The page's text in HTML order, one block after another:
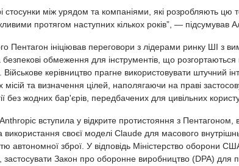
між урядом та компаніями, які розробляють цю
протягом наступних кількох років”, — підсумував
Пентагон ініціював переговори з лідерами ринку ШІ з
безпекові обмеження для інструментів, що розгортаються
керівництво прагне використовувати штучний
та визначення цілей, наполягаючи на праві
без жодних бар'єрів, передбачених для цивільних
вступила у відкрите протистояння з Пентагоном,
своєї моделі Claude для масового
автономної зброї. У відповідь Міністерство оборони
застосувати Закон про оборонне виробництво (DPA) для